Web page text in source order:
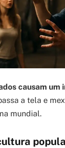
causam um
a tela e
mundial.